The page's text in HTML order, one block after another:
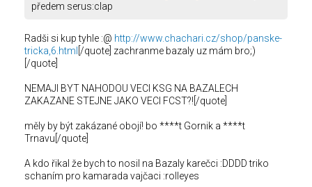
předem serus:clap
Radši si kup tyhle :@ http://www.chachari.cz/shop/panske-
tricka,6.html [/quote] zachranme bazaly uz mám bro;)
[/quote]
NEMAJI BYT NAHODOU VECI KSG NA BAZALECH
ZAKAZANE STEJNE JAKO VECI FCST?![/quote]
měly by být zakázané obojí! bo ****t Gornik a ****t
Trnavu[/quote]
A kdo řikal že bych to nosil na Bazaly karečci :DDDD triko
schaním pro kamarada vajčaci :rolleyes